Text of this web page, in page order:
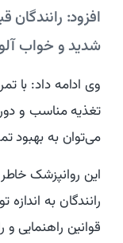
افزود:
شدید و خواب
وی ادامه داد: با
تغذیه مناسب و
می‌توان به بهبود
این روانپزشک
رانندگان به
قوانین راهنمایی